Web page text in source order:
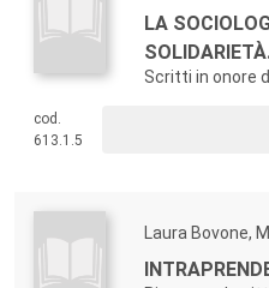
LA
Scritti in onore
cod.
613.1.5
Laura Bovone,